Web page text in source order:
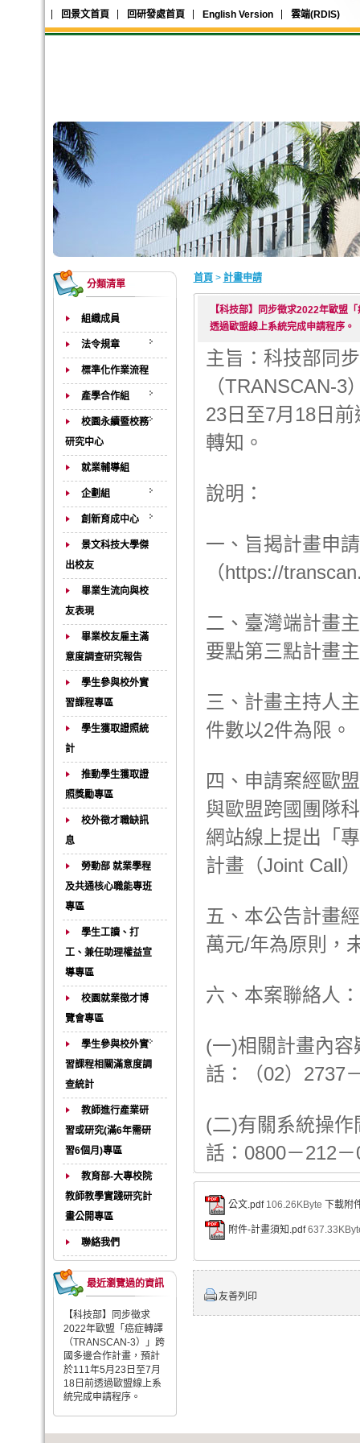
回景文首頁 回研發處首頁 English Version 雲端(RDIS)
分類清單
組織成員
法令規章
標準化作業流程
產學合作組
校園永續暨校務
研究中心
就業輔導組
企劃組
創新育成中心
景文科技大學傑
出校友
畢業生流向與校
友表現
畢業校友雇主滿
意度調查研究報告
學生參與校外實
習課程專區
學生獲取證照統
計
推動學生獲取證
照獎勵專區
校外徵才職缺訊
息
勞動部 就業學程
及共通核心職能專班
專區
學生工讀、打
工、兼任助理權益宣
導專區
校園就業徵才博
覽會專區
學生參與校外實
習課程相關滿意度調
查統計
教師進行產業研
習或研究(滿6年需研
習6個月)專區
教育部-大專校院
教師教學實踐研究計
畫公開專區
聯絡我們
最近瀏覽過的資訊
【科技部】同步徵求
2022年歐盟「癌症轉譯
（TRANSCAN-3）」跨
國多邊合作計畫，預計
於111年5月23日至7月
18日前透過歐盟線上系
統完成申請程序。
首頁 > 計畫申請
【科技部】同步徵求2022年歐盟
透過歐盟線上系統完成申請程序。
主旨：科技部同
（TRANSCAN-
23日至7月18日
轉知。
說明：
一、旨揭計畫申
（https://
二、臺灣端計畫
要點第三點計畫
三、計畫主持人
件數以2件為限。
四、申請案經歐
與歐盟跨國團隊
網站線上提出「
計畫（Joint Call
五、本公告計畫
萬元/年為原則，
六、本案聯絡人：
(一)相關計畫內
話：（02）2737
(二)有關系統操
話：0800－212
公文.pdf 106.26KByte 下載附
附件-計畫須知.pdf
友善列印